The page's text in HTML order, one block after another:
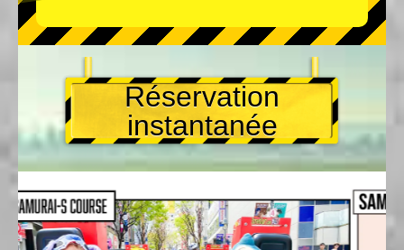
Réservation
instantanée